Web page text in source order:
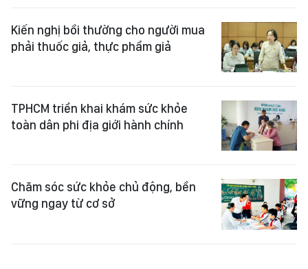
Kiến nghị bồi thường cho người mua
phải thuốc giả, thực phẩm giả
TPHCM triển khai khám sức khỏe
toàn dân phi địa giới hành chính
Chăm sóc sức khỏe chủ động, bền
vững ngay từ cơ sở